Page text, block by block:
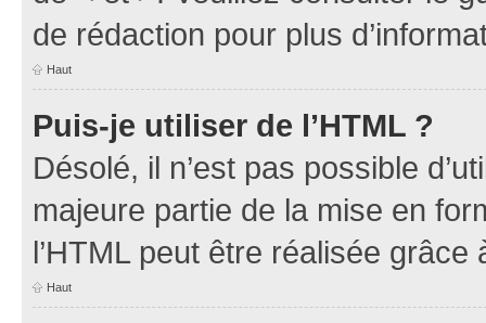
de rédaction pour plus
Haut
Puis-je utiliser de l’HTML ?
Désolé, il n’est pas possible
majeure partie de la mise en
l’HTML peut être réalisée grâce
Haut